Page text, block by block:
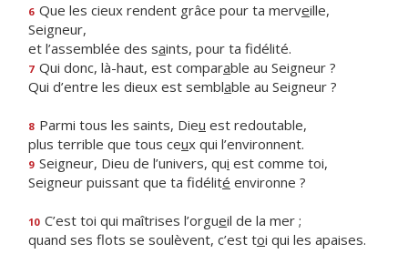
6 Que les cieux rendent grâce pour ta merveille,
Seigneur,
et l’assemblée des saints, pour ta fidélité.
7 Qui donc, là-haut, est comparable au Seigneur ?
Qui d’entre les dieux est semblable au Seigneur ?
8 Parmi tous les saints, Dieu est redoutable,
plus terrible que tous ceux qui l’environnent.
9 Seigneur, Dieu de l’univers, qui est comme toi,
Seigneur puissant que ta fidélité environne ?
10 C’est toi qui maîtrises l’orgueil de la mer ;
quand ses flots se soulèvent, c’est toi qui les apaises.